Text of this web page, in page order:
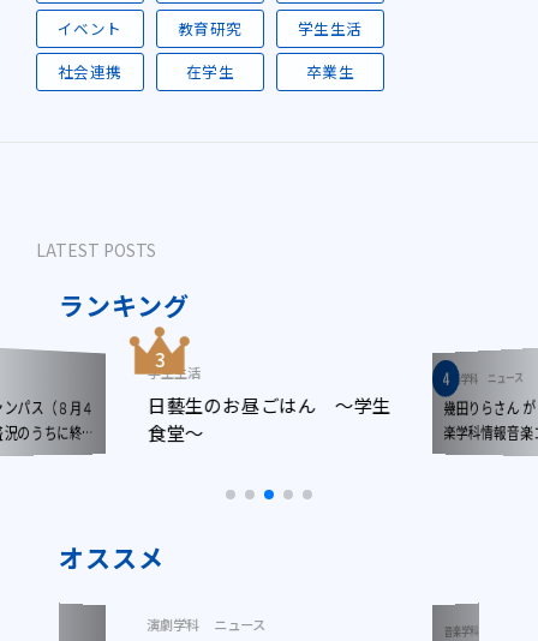
イベント
教育研究
学生生活
社会連携
在学生 卒業生
LATEST POSTS
ランキング
パス（８月４
のうちに終了
学生生活
日藝生のお昼ごはん ～学生
食堂～
音楽学科 ニュース
幾田りらさん
楽学科情報音
しました!!
オススメ
演劇学科 ニュース 音楽学科